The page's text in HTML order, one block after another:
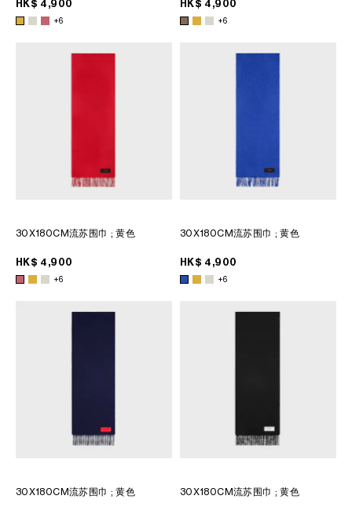
HK$ 4,900
+6
HK$ 4,900
+6
30X180CM流苏围巾 ; 黄色
HK$ 4,900
+6
30X180CM流苏围巾 ; 黄色
HK$ 4,900
+6
30X180CM流苏围巾 ; 黄色 30X180CM流苏围巾 ; 黄色
南美洲